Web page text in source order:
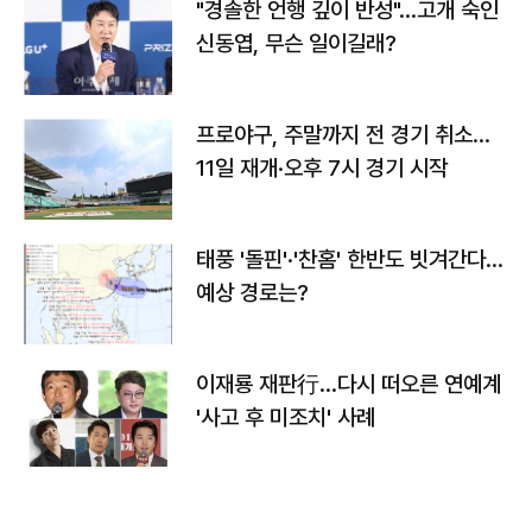
"경솔한 언행 깊이 반성"…고개 숙인
신동엽, 무슨 일이길래?
프로야구, 주말까지 전 경기 취소…
11일 재개·오후 7시 경기 시작
태풍 '돌핀'·'찬홈' 한반도 빗겨간다…
예상 경로는?
이재룡 재판行…다시 떠오른 연예계
'사고 후 미조치' 사례